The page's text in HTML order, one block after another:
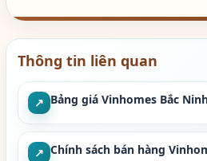
Thông tin liên quan
↗ Bảng giá Vinhomes Bắc
↗ Chính sách bán hàng